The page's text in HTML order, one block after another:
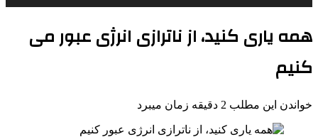
همه یاری کنید، از ناترازی‌ انرژی عبور می
کنیم
خواندن این مطلب 2 دقیقه زمان میبرد